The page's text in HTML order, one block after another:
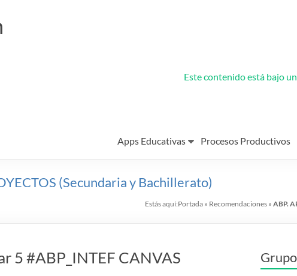
Este contenido está bajo
Apps Educativas Procesos Productivos
(Secundaria y Bachillerato)
Estás aquí:Portada » Recomendaciones » ABP.
5 #ABP_INTEF CANVAS